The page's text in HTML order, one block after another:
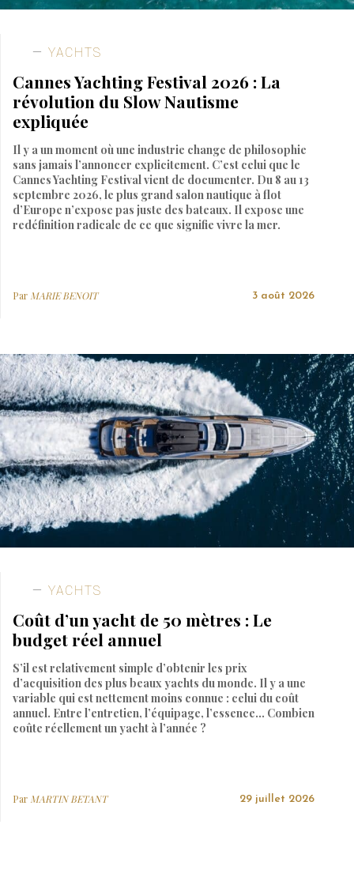
YACHTS
Cannes Yachting Festival 2026 : La
révolution du Slow Nautisme
expliquée
Il y a un moment où une industrie change de philosophie
sans jamais l’annoncer explicitement. C’est celui que le
Cannes Yachting Festival vient de documenter. Du 8 au 13
septembre 2026, le plus grand salon nautique à flot
d’Europe n’expose pas juste des bateaux. Il expose une
redéfinition radicale de ce que signifie vivre la mer.
ParMARIE BENOIT 3 août 2026
YACHTS
Coût d’un yacht de 50 mètres : Le
budget réel annuel
S’il est relativement simple d’obtenir les prix
d’acquisition des plus beaux yachts du monde. Il y a une
variable qui est nettement moins connue : celui du coût
annuel. Entre l’entretien, l’équipage, l’essence… Combien
coûte réellement un yacht à l’année ?
Par MARTIN BETANT 29 juillet 2026